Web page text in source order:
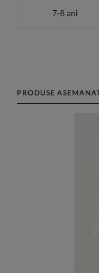
7-8 ani
PRODUSE